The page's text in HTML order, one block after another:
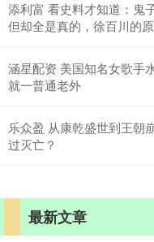
添利富 看史料才知道：鬼
但却全是真的，徐百川的
涵星配资 美国知名女歌手‌
就一普通老外
乐众盈 从康乾盛世到王朝
过灭亡？
最新文章